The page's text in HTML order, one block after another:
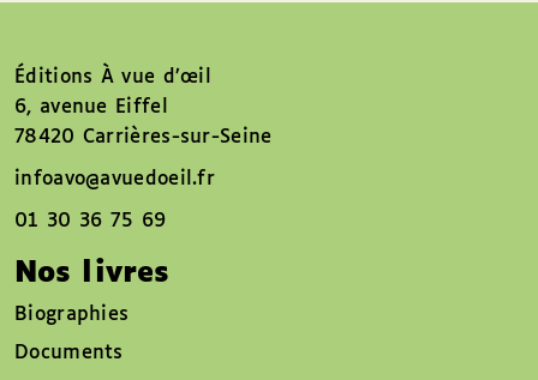
Éditions À vue d’œil
6, avenue Eiffel
78420 Carrières-sur-Seine
infoavo@avuedoeil.fr
01 30 36 75 69
Nos livres
Biographies
Documents